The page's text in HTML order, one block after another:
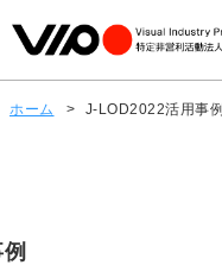
ホーム > J-LOD2022活用事例